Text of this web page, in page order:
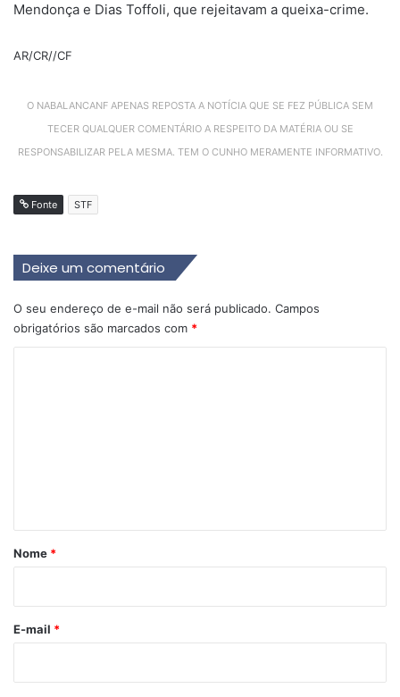
Mendonça e Dias Toffoli, que rejeitavam a queixa-crime.
AR/CR//CF
O NABALANCANF APENAS REPOSTA A NOTÍCIA QUE SE FEZ PÚBLICA SEM
TECER QUALQUER COMENTÁRIO A RESPEITO DA MATÉRIA OU SE
RESPONSABILIZAR PELA MESMA. TEM O CUNHO MERAMENTE INFORMATIVO.
Fonte STF
Deixe um comentário
O seu endereço de e-mail não será publicado. Campos
obrigatórios são marcados com *
r
*
Nome *
E-mail *